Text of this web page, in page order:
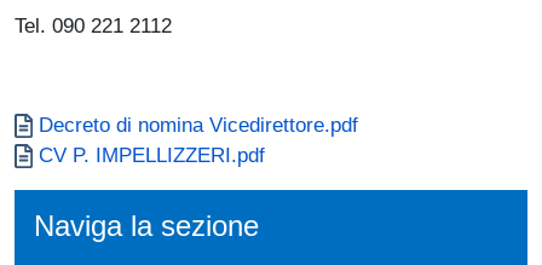
Tel. 090 221 2112
Documento
Decreto di nomina Vicedirettore.pdf
Documento
CV P. IMPELLIZZERI.pdf
Naviga la sezione